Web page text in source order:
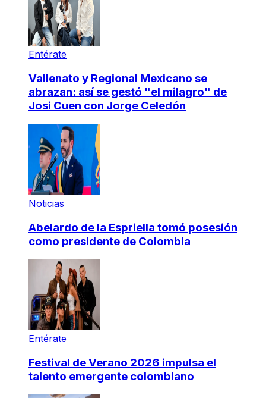
Entérate
Vallenato y Regional Mexicano se
abrazan: así se gestó "el milagro" de
Josi Cuen con Jorge Celedón
Noticias
Abelardo de la Espriella tomó posesión
como presidente de Colombia
Entérate
Festival de Verano 2026 impulsa el
talento emergente colombiano